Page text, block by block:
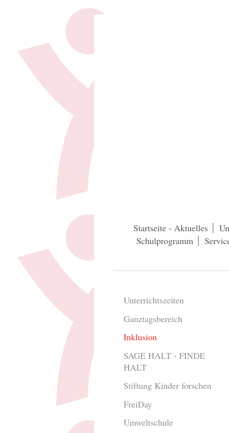
Startseite - Aktuelles
Schulprogramm
Unterrichtszeiten
Ganztagsbereich
Inklusion
SAGE HALT - FINDE
HALT
Stiftung Kinder forschen
FreiDay
Umweltschule